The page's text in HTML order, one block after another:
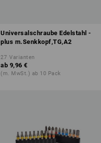
Universalschraube Edelstahl -
plus m.Senkkopf,TG,A2
27 Varianten
ab 9,96 €
(m. MwSt.) ab 10 Pack